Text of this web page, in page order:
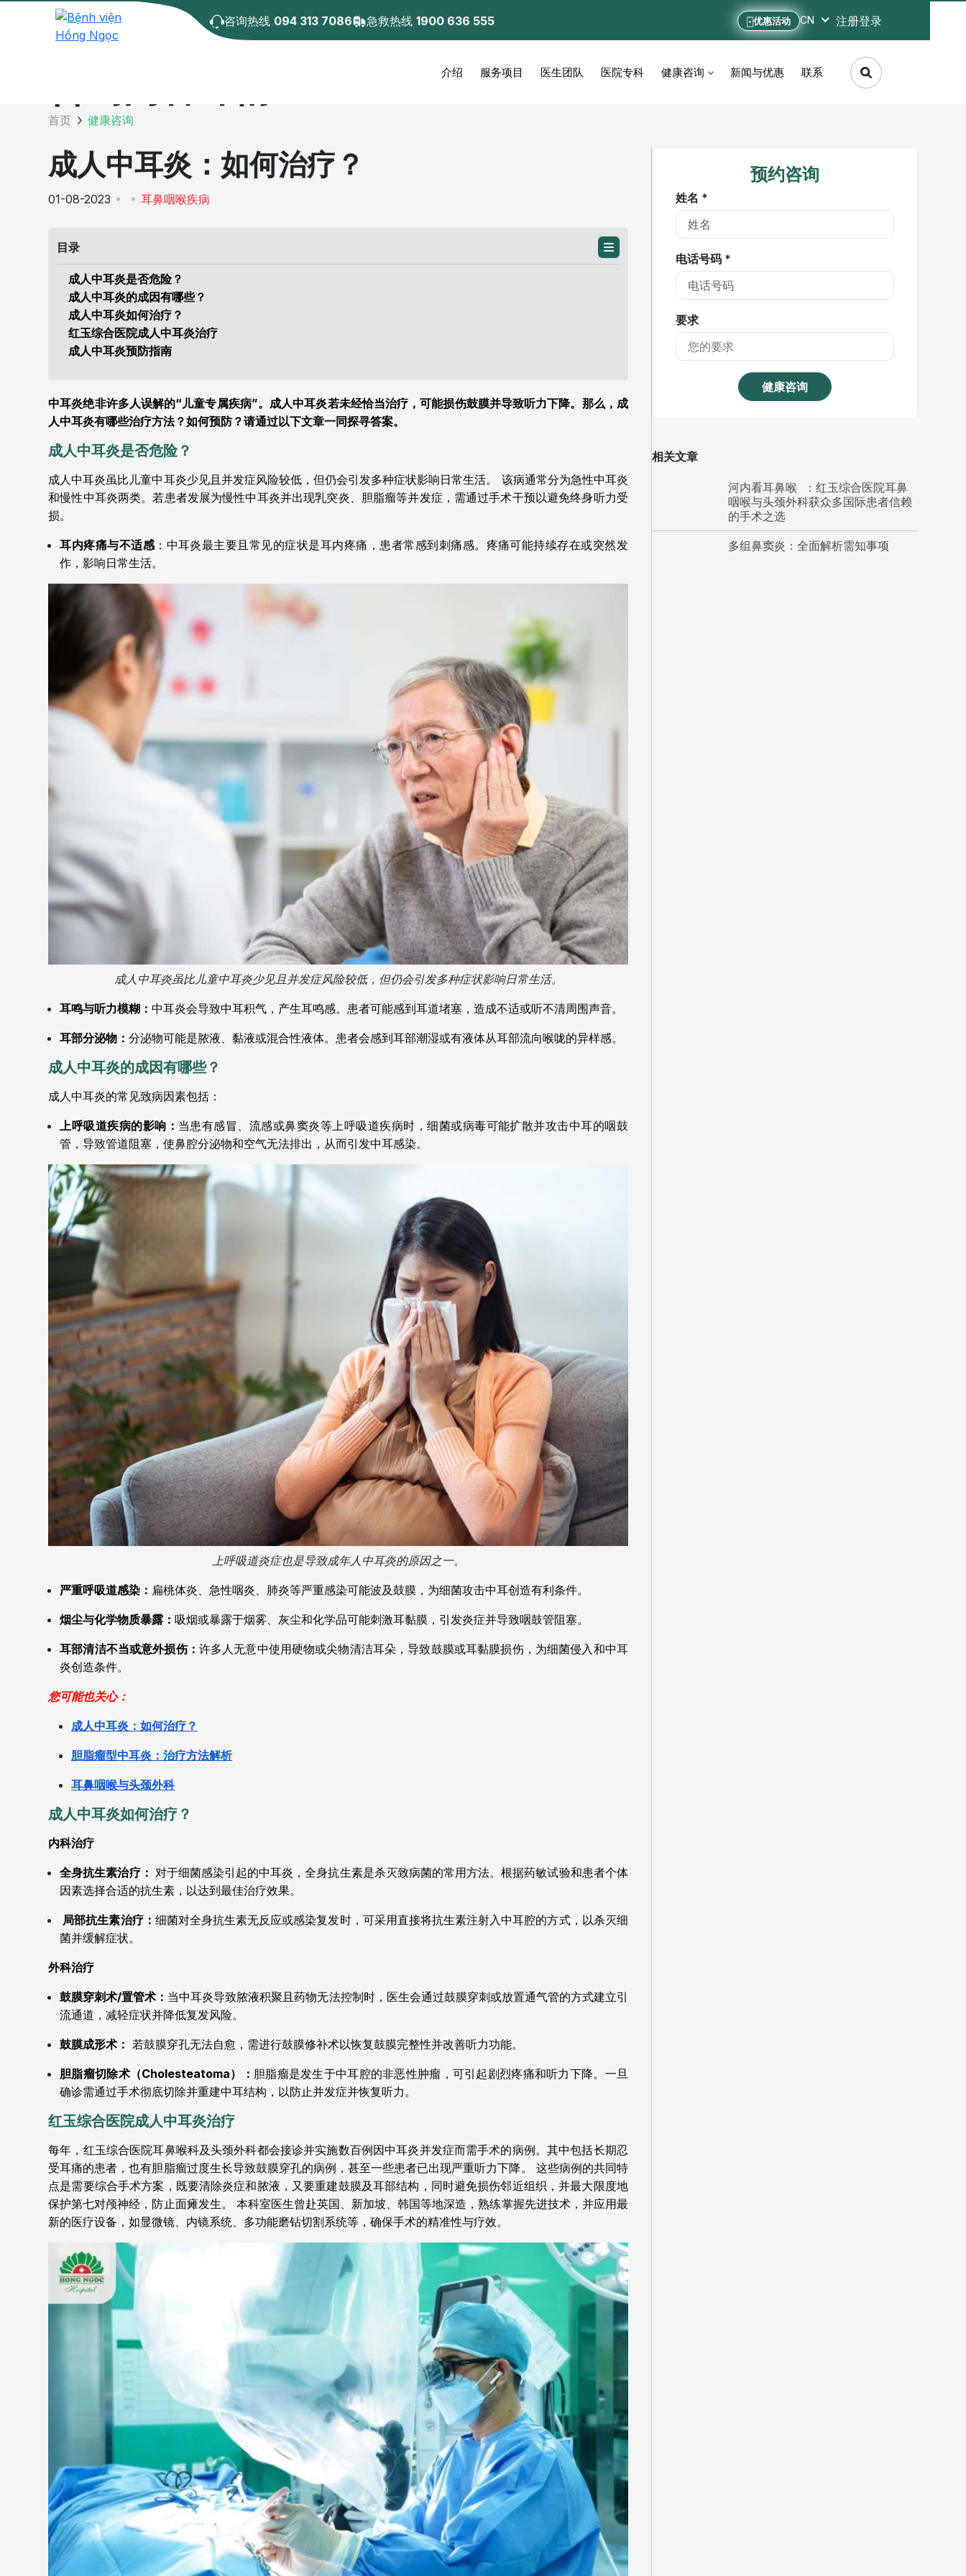
咨询热线 094 313 7086 急救热线1900 636 555 优惠活动 CN 注册登录
介绍 服务项目 医生团队 医院专科 健康咨询 新闻与优惠 联系
首页 健康咨询
成人中耳炎：如何治疗？
01-08-2023 耳鼻咽喉疾病
目录
成人中耳炎是否危险？
成人中耳炎的成因有哪些？
成人中耳炎如何治疗？
红玉综合医院成人中耳炎治疗
成人中耳炎预防指南
中耳炎绝非许多人误解的“儿童专属疾病”。成人中耳炎若未经恰当治疗，可能损伤鼓膜并导致听力下降。那么，成
人中耳炎有哪些治疗方法？如何预防？请通过以下文章一同探寻答案。
成人中耳炎是否危险？
成人中耳炎虽比儿童中耳炎少见且并发症风险较低，但仍会引发多种症状影响日常生活。
该病通常分为急性中耳炎
和慢性中耳炎两类。若患者发展为慢性中耳炎并出现乳突炎、胆脂瘤等并发症，需通过手术干预以避免终身听力受
损。
耳内疼痛与不适感：中耳炎最主要且常见的症状是耳内疼痛，患者常感到刺痛感。疼痛可能持续存在或突然发
作，影响日常生活。
成人中耳炎虽比儿童中耳炎少见且并发症风险较低，但仍会引发多种症状影响日常生活。
耳鸣与听力模糊：中耳炎会导致中耳积气，产生耳鸣感。患者可能感到耳道堵塞，造成不适或听不清周围声音。
耳部分泌物：分泌物可能是脓液、黏液或混合性液体。患者会感到耳部潮湿或有液体从耳部流向喉咙的异样感。
成人中耳炎的成因有哪些？
成人中耳炎的常见致病因素包括：
上呼吸道疾病的影响： 当患有感冒、流感或鼻窦炎等上呼吸道疾病时，细菌或病毒可能扩散并攻击中耳的咽鼓
管，导致管道阻塞，使鼻腔分泌物和空气无法排出，从而引发中耳感染。
上呼吸道炎症也是导致成年人中耳炎的原因之一。
严重呼吸道感染： 扁桃体炎、急性咽炎、肺炎等严重感染可能波及鼓膜，为细菌攻击中耳创造有利条件。
烟尘与化学物质暴露：吸烟或暴露于烟雾、灰尘和化学品可能刺激耳黏膜，引发炎症并导致咽鼓管阻塞。
耳部清洁不当或意外损伤： 许多人无意中使用硬物或尖物清洁耳朵，导致鼓膜或耳黏膜损伤，为细菌侵入和中耳
炎创造条件。
您可能也关心：
成人中耳炎：如何治疗？
胆脂瘤型中耳炎：治疗方法解析
耳鼻咽喉与头颈外科
成人中耳炎如何治疗？
内科治疗
全身抗生素治疗： 对于细菌感染引起的中耳炎，全身抗生素是杀灭致病菌的常用方法。根据药敏试验和患者个体
因素选择合适的抗生素，以达到最佳治疗效果。
局部抗生素治疗： 细菌对全身抗生素无反应或感染复发时，可采用直接将抗生素注射入中耳腔的方式，以杀灭细
菌并缓解症状。
外科治疗
鼓膜穿刺术/置管术： 当中耳炎导致脓液积聚且药物无法控制时，医生会通过鼓膜穿刺或放置通气管的方式建立引
流通道，减轻症状并降低复发风险。
鼓膜成形术： 若鼓膜穿孔无法自愈，需进行鼓膜修补术以恢复鼓膜完整性并改善听力功能。
胆脂瘤切除术（Cholesteatoma）： 胆脂瘤是发生于中耳腔的非恶性肿瘤，可引起剧烈疼痛和听力下降。一旦
确诊需通过手术彻底切除并重建中耳结构，以防止并发症并恢复听力。
红玉综合医院成人中耳炎治疗
每年，红玉综合医院耳鼻喉科及头颈外科都会接诊并实施数百例因中耳炎并发症而需手术的病例。其中包括长期忍
受耳痛的患者，也有胆脂瘤过度生长导致鼓膜穿孔的病例，甚至一些患者已出现严重听力下降。
这些病例的共同特
点是需要综合手术方案，既要清除炎症和脓液，又要重建鼓膜及耳部结构，同时避免损伤邻近组织，并最大限度地
保护第七对颅神经，防止面瘫发生。
本科室医生曾赴英国、新加坡、韩国等地深造，熟练掌握先进技术，并应用最
新的医疗设备，如显微镜、内镜系统、多功能磨钻切割系统等，确保手术的精准性与疗效。
预约咨询
姓名 *
电话号码 *
要求
健康咨询
相关文章
河内看耳鼻喉 ：红玉综合医院耳鼻
咽喉与头颈外科获众多国际患者信赖
的手术之选
多组鼻窦炎：全面解析需知事项